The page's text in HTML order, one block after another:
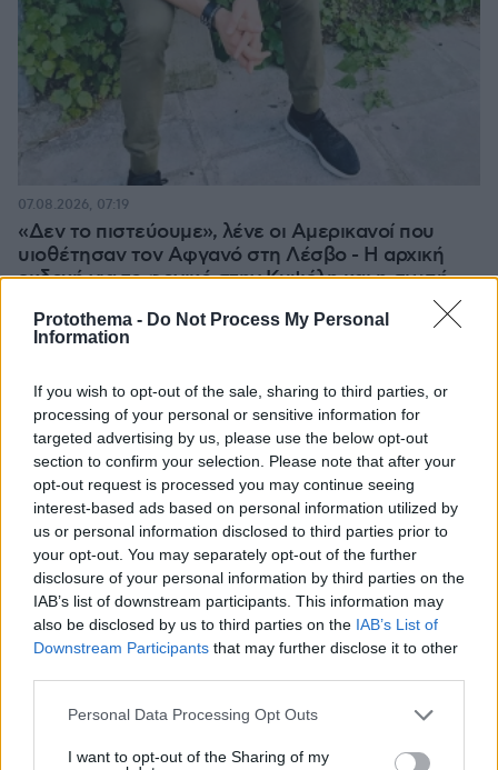
Protothema - Do Not Process My Personal
Information
If you wish to opt-out of the sale, sharing to third parties, or
processing of your personal or sensitive information for
targeted advertising by us, please use the below opt-out
section to confirm your selection. Please note that after your
opt-out request is processed you may continue seeing
interest-based ads based on personal information utilized by
us or personal information disclosed to third parties prior to
your opt-out. You may separately opt-out of the further
disclosure of your personal information by third parties on the
IAB’s list of downstream participants. This information may
also be disclosed by us to third parties on the IAB’s List of
Downstream Participants that may further disclose it to other
Please note that this website/app uses one or more Google
not limited to your visit or usage behaviour. You may click to
Personal Data Processing Opt Outs
I want to opt-out of the Sharing of my
«Δεν το πιστεύουμε», λένε οι Αμερικανοί που
υιοθέτησαν τον Αφγανό στη Λέσβο - Η αρχική
εκδοχή για το φονικό στην Κυψέλη και η σιωπή
07.08.2026, 07:19